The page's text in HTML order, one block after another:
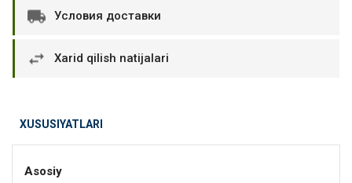
Условия доставки
Xarid qilish natijalari
XUSUSIYATLARI
Asosiy